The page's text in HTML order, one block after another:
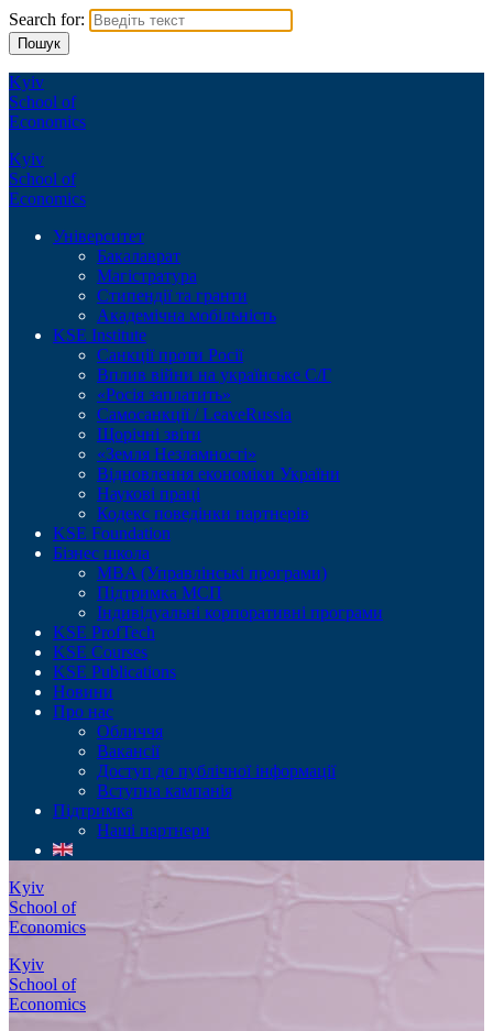
Search for:
Kyiv
School of
Economics
Kyiv
School of
Economics
Університет
Бакалаврат
Магістратура
Стипендії та гранти
Академічна мобільність
KSE Institute
Санкції проти Росії
Вплив війни на українське С/Г
«Росія заплатить»
Самосанкції / LeaveRussia
Щорічні звіти
«Земля Незламності»
Відновлення економіки України
Наукові праці
Кодекс поведінки партнерів
KSE Foundation
Бізнес школа
MBA (Управлінські програми)
Підтримка МСП
Індивідуальні корпоративні програми
KSE ProfTech
KSE Courses
KSE Publications
Новини
Про нас
Обличчя
Вакансії
Доступ до публічної інформації
Вступна кампанія
Підтримка
Наші партнери
Kyiv
School of
Economics
Kyiv
School of
Economics